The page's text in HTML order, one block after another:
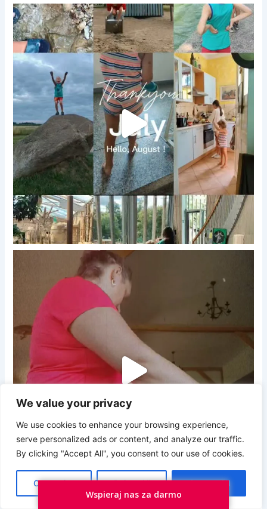
We value your privacy
We use cookies to enhance your browsing experience,
serve personalized ads or content, and analyze our traffic.
By clicking "Accept All", you consent to our use of cookies.
Customize Reject All Accept All
Wspieraj nas za darmo
Prywatność i pliki ciasteczka: Ta witryna używa plików ciasteczek.
używanie.
Aby dowiedzieć się więcej, w tym jak kontrolować pliki ciasteczka,
zobacz tutaj:
Polityka plików ciasteczka